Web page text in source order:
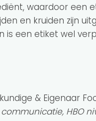
waardoor een
en kruiden zijn
is een etiket wel
& Eigenaar
HBO